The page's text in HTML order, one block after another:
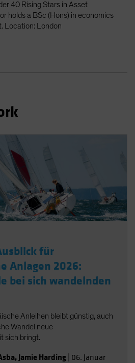
NRC)
40 Rising Stars in Asset
holds a BSc (Hons) in economics
Location: London
für
Anlagen 2026:
bei sich wandelnden
Anleihen bleibt günstig, auch
Wandel neue
sich bringt.
, Jamie Harding 06. Januar